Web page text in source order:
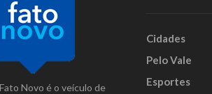
Novo é o veículo de
Cidades
Pelo Vale
Esportes